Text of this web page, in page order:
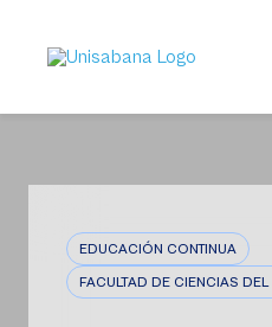
contenido
principal
EDUCACIÓN CONTINUA